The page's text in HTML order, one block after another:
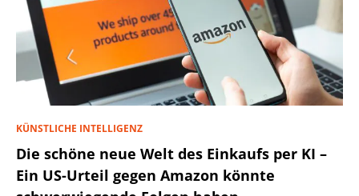
KÜNSTLICHE INTELLIGENZ
Die schöne neue Welt des Einkaufs per KI –
Ein US-Urteil gegen Amazon könnte